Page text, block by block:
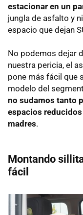
estacionar en un
jungla de asfalto y
espacio que dejan
No podemos dejar
nuestra pericia, el
pone más fácil que
modelo del
no sudamos tanto
espacios
madres.
Montando
fácil